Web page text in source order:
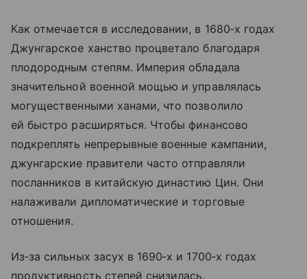
Как отмечается в исследовании, в 1680‑х годах
Джунгарское ханство процветало благодаря
плодородным степям. Империя обладала
значительной военной мощью и управлялась
могущественными ханами, что позволило
ей быстро расширяться. Чтобы финансово
подкреплять непрерывные военные кампании,
джунгарские правители часто отправляли
посланников в китайскую династию Цин. Они
налаживали дипломатические и торговые
отношения.
Из‑за сильных засух в 1690‑х и 1700‑х годах
продуктивность степей снизилась.